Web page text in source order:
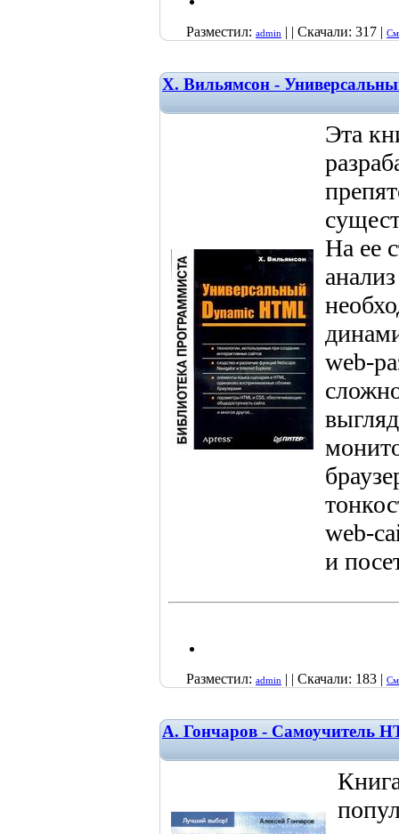
Разместил: admin | | Скачали: 317 |
Х. Вильямсон -
Эта
На ее
web-
web-
и
Разместил: admin | | Скачали: 183 |
А. Гончаров - Самоучитель